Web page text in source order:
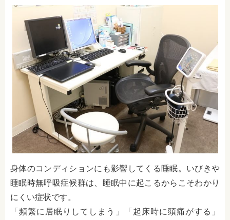
身体のコンディションにも影響してくる睡眠。いびきや
睡眠時無呼吸症候群は、睡眠中に起こるからこそわかり
にくい症状です。
「頻繁に居眠りしてしまう」「起床時に頭痛がする」